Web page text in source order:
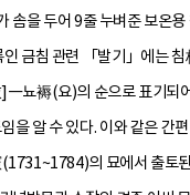
솜을 두어 9줄 누벼준 보온
인 금침 관련 「발기」에는
뇨褥(요)의 순으로 표기되
을 알 수 있다. 이와 같은 간
의 묘에서 출토